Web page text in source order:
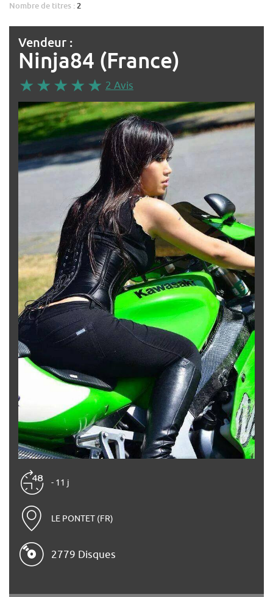
Nombre de titres : 2
Vendeur :
Ninja84 (France)
2 Avis
- 11 j
LE PONTET (FR)
2779 Disques